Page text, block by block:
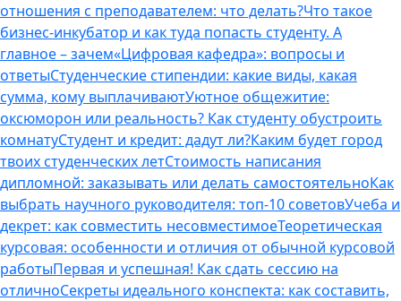
отношения с преподавателем: что делать?Что такое
бизнес-инкубатор и как туда попасть студенту. А
главное – зачем«Цифровая кафедра»: вопросы и
ответыСтуденческие стипендии: какие виды, какая
сумма, кому выплачиваютУютное общежитие:
оксюморон или реальность? Как студенту обустроить
комнатуСтудент и кредит: дадут ли?Каким будет город
твоих студенческих летСтоимость написания
дипломной: заказывать или делать самостоятельноКак
выбрать научного руководителя: топ-10 советовУчеба и
декрет: как совместить несовместимоеТеоретическая
курсовая: особенности и отличия от обычной курсовой
работыПервая и успешная! Как сдать сессию на
отличноСекреты идеального конспекта: как составить,